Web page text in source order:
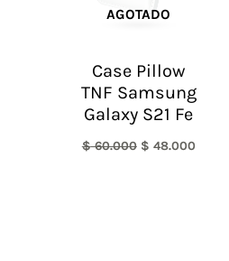
AGOTADO
Case Pillow
TNF Samsung
Galaxy S21 Fe
$60.000 $ 48.000